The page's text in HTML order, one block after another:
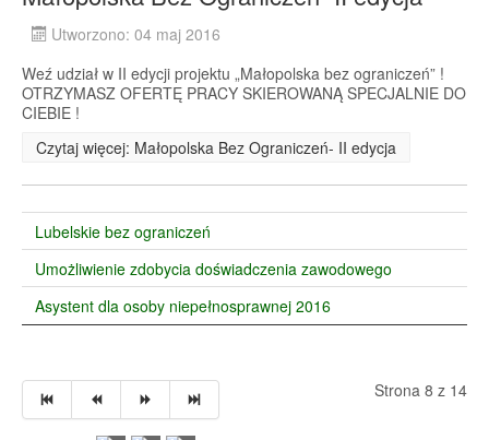
Utworzono: 04 maj 2016
Weź udział w II edycji projektu „Małopolska bez ograniczeń” !
OTRZYMASZ OFERTĘ PRACY SKIEROWANĄ SPECJALNIE DO
CIEBIE !
Czytaj więcej: Małopolska Bez Ograniczeń- II edycja
Lubelskie bez ograniczeń
Umożliwienie zdobycia doświadczenia zawodowego
Asystent dla osoby niepełnosprawnej 2016
Strona 8 z 14